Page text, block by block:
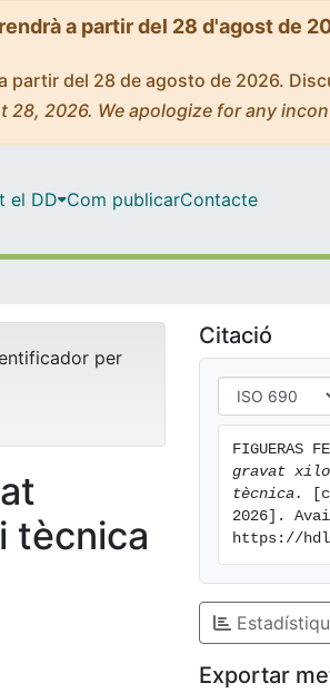
a partir del 28 d'agost de
partir del 28 de agosto de 2026.
2026. We apologize for any
el DD Com publicarContacte
per
tècnica
Citació
FIGUERAS
gravat
tècnica.
2026].
https://
Exportar